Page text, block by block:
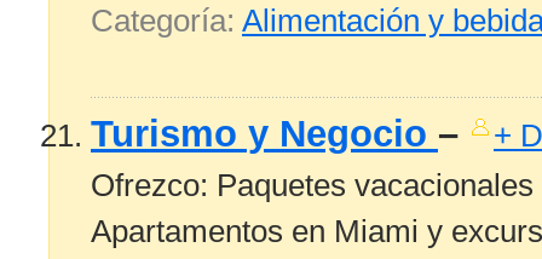
Categoría: Alimentación y
Turismo y Negocio – +
Ofrezco: Paquetes
Apartamentos en Miami y